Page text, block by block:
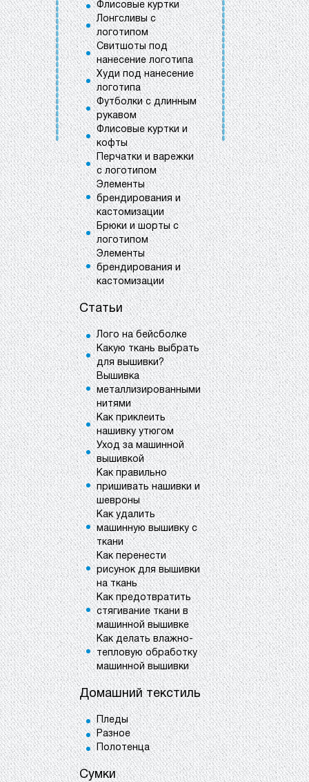
Флисовые куртки
Лонгсливы с
логотипом
Свитшоты под
нанесение логотипа
Худи под нанесение
логотипа
Футболки с длинным
рукавом
Флисовые куртки и
кофты
Перчатки и варежки
с логотипом
Элементы
брендирования и
кастомизации
Брюки и шорты с
логотипом
Элементы
брендирования и
кастомизации
Статьи
Лого на бейсболке
Какую ткань выбрать
для вышивки?
Вышивка
металлизированными
нитями
Как приклеить
нашивку утюгом
Уход за машинной
вышивкой
Как правильно
пришивать нашивки и
шевроны
Как удалить
машинную вышивку с
ткани
Как перенести
рисунок для вышивки
на ткань
Как предотвратить
стягивание ткани в
машинной вышивке
Как делать влажно-
тепловую обработку
машинной вышивки
Домашний текстиль
Пледы
Разное
Полотенца
Сумки